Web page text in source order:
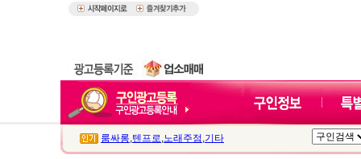
룸싸롱,텐프로,노래주점 ,기타